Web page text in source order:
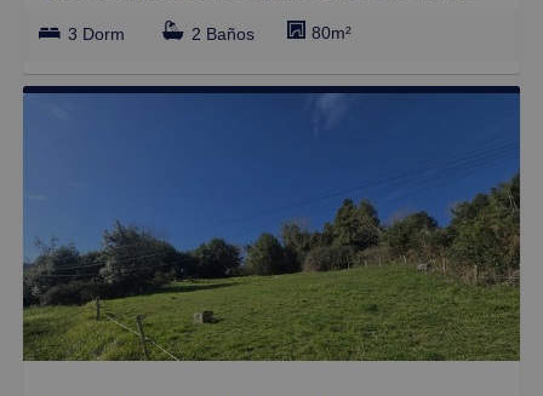
escasos 5 minutos en coche de Aviles y con buenas
comunicaciones, estando a 1 minuto a la salida de la
autopista.
Lo mejor de esta casa es que se puede ampliar a 2
plantas y tiene ya el anteproyecto realizado, y la
licencia de obra concedida.
Dispone de terraza muy grande y también terreno.
Es ideal para aquellas personas qe desean hacerse
3 Dorm 2 Baños 80m²